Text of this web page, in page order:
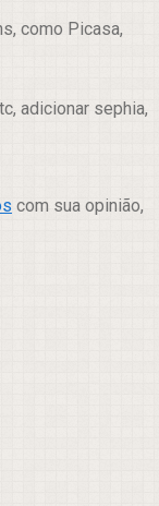
como Picasa,
adicionar sephia,
com sua opinião,